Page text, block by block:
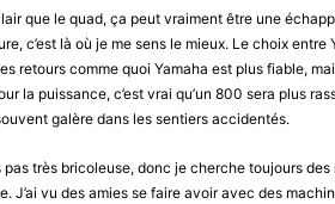
que le quad, ça peut vraiment être une
c’est là où je me sens le mieux. Le choix entre
retours comme quoi Yamaha est plus fiable,
la puissance, c’est vrai qu’un 800 sera plus
galère dans les sentiers accidentés.
pas très bricoleuse, donc je cherche toujours des
J’ai vu des amies se faire avoir avec des